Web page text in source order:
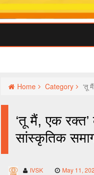
Home Category ‘तू
‘तू मैं, एक रक्त’
सांस्कृतिक
IVSK May 11,